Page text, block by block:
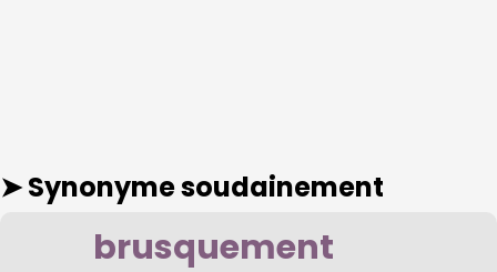
➤ Synonymesoudainement
brusquement